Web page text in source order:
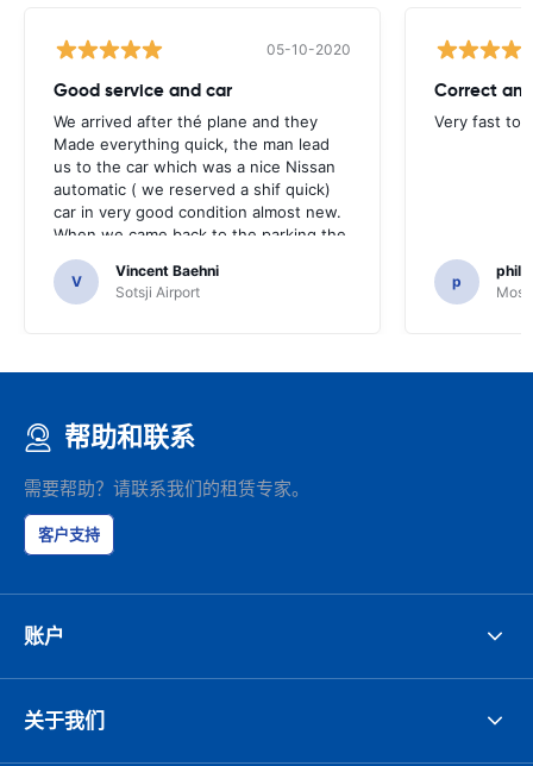
05-10-2020
Good service and car
We arrived after thé plane and they
Made everything quick, the man lead
us to the car which was a nice Nissan
automatic ( we reserved a shif quick)
car in very good condition almost new.
When we came back to the parking the
same man came in 5 minutes and after
a quick check we left. Very friendly and
nice. We can only recommand this
V
Vincent Baehni
Sotsji Airport
Correct
Very fast to
p
帮助和联系
需要帮助？请联系我们的租赁专家。
客户支持
账户
关于我们